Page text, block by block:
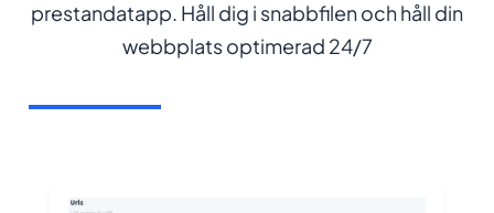
prestandatapp. Håll dig i snabbfilen och håll din
webbplats optimerad 24/7